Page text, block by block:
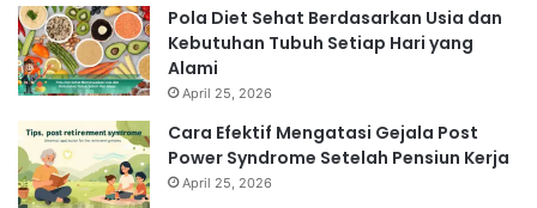
Pola Diet Sehat Berdasarkan Usia dan
Kebutuhan Tubuh Setiap Hari yang
Alami
April 25, 2026
Cara Efektif Mengatasi Gejala Post
Power Syndrome Setelah Pensiun Kerja
April 25, 2026